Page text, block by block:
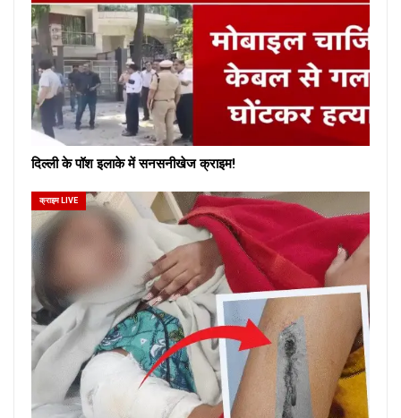
दिल्ली के पॉश इलाके में सनसनीखेज क्राइम!
क्राइम LIVE